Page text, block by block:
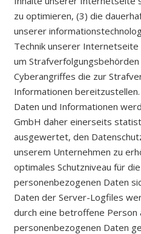
zu optimieren, (3) die
unserer
Technik unserer
um Strafverfolgungsbehörden
Cyberangriffes die zur
Informationen
Daten und Informationen
GmbH daher einerseits
ausgewertet, den
unserem Unternehmen zu
optimales Schutzniveau für
personenbezogenen Daten
Daten der Server-Logfiles
durch eine betroffene Person
personenbezogenen Daten